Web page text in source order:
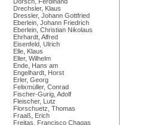
Drechsler, Klaus
Dressler, Johann Gottfried
Eberlein, Johann Friedrich
Eberlein, Christian Nikolaus
Ehrhardt, Alfred
Eisenfeld, Ulrich
Elle, Klaus
Eller, Wilhelm
Ende, Hans am
Engelhardt, Horst
Erler, Georg
Felixmüller, Conrad
Fischer-Gurig, Adolf
Fleischer, Lutz
Florschuetz, Thomas
Fraaß, Erich
Freitas, Francisco Chagas